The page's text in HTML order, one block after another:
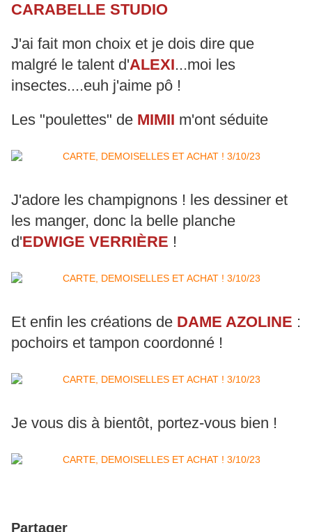
CARABELLE STUDIO
J'ai fait mon choix et je dois dire que
malgré le talent d'ALEXI...moi les
insectes....euh j'aime pô !
Les "poulettes" de MIMII m'ont séduite
J'adore les champignons ! les dessiner et
les manger, donc la belle planche
d'EDWIGE VERRIÈRE !
Et enfin les créations de DAME AZOLINE :
pochoirs et tampon coordonné !
Je vous dis à bientôt, portez-vous bien !
Partager